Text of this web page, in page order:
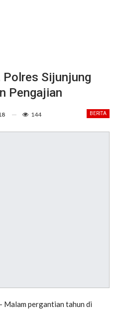
Polres Sijunjung
Pengajian
BERITA
144
Malam pergantian tahun di